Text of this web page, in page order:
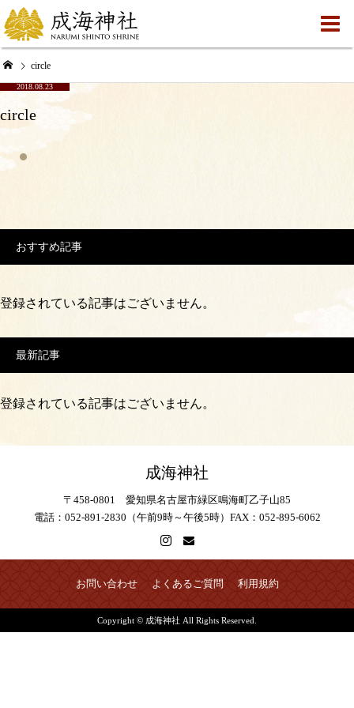
circle
2018.08.23
circle
おすすめ記事
登録されている記事はございません。
最新記事
登録されている記事はございません。
成海神社
〒458-0801 愛知県名古屋市緑区鳴海町乙子山85
電話：052-891-2830（午前9時～午後5時）FAX：052-895-6062
お問い合わせ よくあるご質問 利用規約
Copyright © 成海神社 All Rights Reserved.